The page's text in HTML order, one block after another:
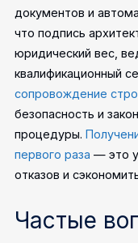
документов и
что подпись
юридический вес,
квалификационный
сопровождение
безопасность и
процедуры.
первого раза — это
отказов и
Частые